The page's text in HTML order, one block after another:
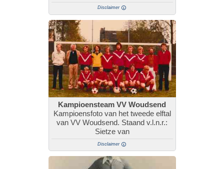
Disclaimer
Kampioensteam VV Woudsend
Kampioensfoto van het tweede elftal
van VV Woudsend. Staand v.l.n.r.:
Sietze van
Disclaimer